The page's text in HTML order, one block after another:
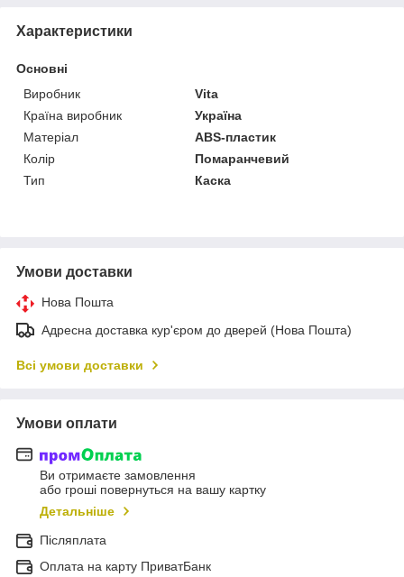
Характеристики
Основні
Виробник
Vita
Країна виробник
Україна
Матеріал
ABS-пластик
Колір
Помаранчевий
Тип
Каска
Умови доставки
Нова Пошта
Адресна доставка кур'єром до дверей (Нова Пошта)
Всі умови доставки
Умови оплати
Ви отримаєте замовлення
або гроші повернуться на вашу картку
Детальніше
Післяплата
Оплата на карту ПриватБанк